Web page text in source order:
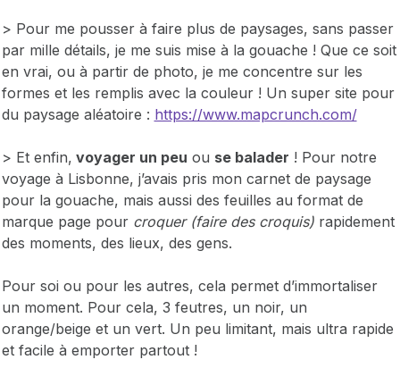
> Pour me pousser à faire plus de paysages, sans passer
par mille détails, je me suis mise à la gouache ! Que ce soit
en vrai, ou à partir de photo, je me concentre sur les
formes et les remplis avec la couleur ! Un super site pour
du paysage aléatoire : https://www.mapcrunch.com/
> Et enfin, voyager un peu ou se balader ! Pour notre
voyage à Lisbonne, j’avais pris mon carnet de paysage
pour la gouache, mais aussi des feuilles au format de
marque page pour croquer (faire des croquis)rapidement
des moments, des lieux, des gens.
Pour soi ou pour les autres, cela permet d’immortaliser
un moment. Pour cela, 3 feutres, un noir, un
orange/beige et un vert. Un peu limitant, mais ultra rapide
et facile à emporter partout !